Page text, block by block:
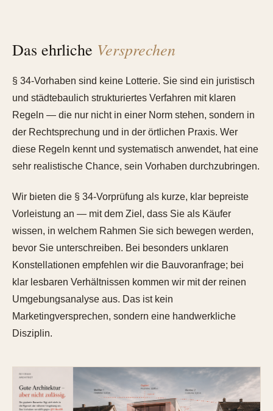
Das ehrliche Versprechen
§ 34-Vorhaben sind keine Lotterie. Sie sind ein juristisch
und städtebaulich strukturiertes Verfahren mit klaren
Regeln — die nur nicht in einer Norm stehen, sondern in
der Rechtsprechung und in der örtlichen Praxis. Wer
diese Regeln kennt und systematisch anwendet, hat eine
sehr realistische Chance, sein Vorhaben durchzubringen.
Wir bieten die § 34-Vorprüfung als kurze, klar bepreiste
Vorleistung an — mit dem Ziel, dass Sie als Käufer
wissen, in welchem Rahmen Sie sich bewegen werden,
bevor Sie unterschreiben. Bei besonders unklaren
Konstellationen empfehlen wir die Bauvoranfrage; bei
klar lesbaren Verhältnissen kommen wir mit der reinen
Umgebungsanalyse aus. Das ist kein
Marketingversprechen, sondern eine handwerkliche
Disziplin.